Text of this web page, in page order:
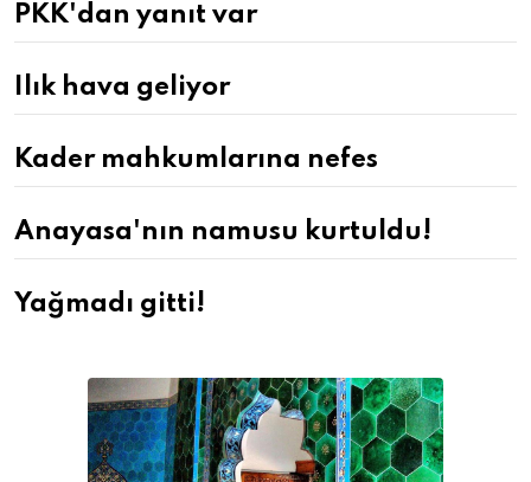
PKK'dan yanıt var
Ilık hava geliyor
Kader mahkumlarına nefes
Anayasa'nın namusu kurtuldu!
Yağmadı gitti!